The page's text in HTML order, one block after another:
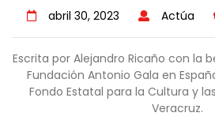
abril 30, 2023 Actúa
Escrita por Alejandro Ricaño con la
Fundación Antonio Gala en
Fondo Estatal para la Cultura y
Veracruz.